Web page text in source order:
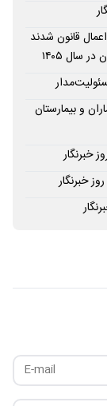
قانون شدند
و بیمارستان
خبرنگار
خبرنگار